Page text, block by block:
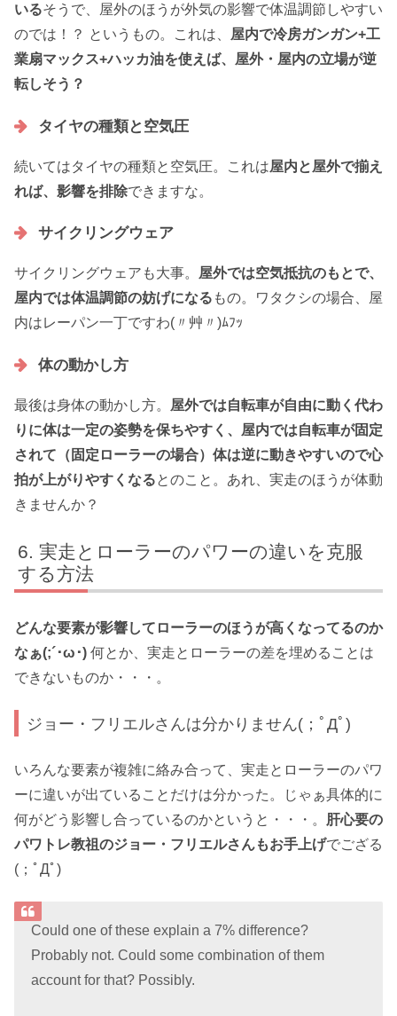
いるそうで、屋外のほうが外気の影響で体温調節しやすい
のでは！？ というもの。これは、 屋内で冷房ガンガン+工
業扇マックス+ハッカ油を使えば、屋外・屋内の立場が逆
転しそう？
タイヤの種類と空気圧
続いてはタイヤの種類と空気圧。これは屋内と屋外で揃え
れば、影響を排除できますな。
サイクリングウェア
サイクリングウェアも大事。 屋外では空気抵抗のもとで、
屋内では体温調節の妨げになる もの。ワタクシの場合、屋
内はレーパン一丁ですわ(〃艸〃)ﾑﾌｯ
体の動かし方
最後は身体の動かし方。 屋外では自転車が自由に動く代わ
りに体は一定の姿勢を保ちやすく、屋内では自転車が固定
されて（固定ローラーの場合）体は逆に動きやすいので心
拍が上がりやすくなるとのこと。あれ、実走のほうが体動
きませんか？
実走とローラーのパワーの違いを克服
する方法
どんな要素が影響してローラーのほうが高くなってるのか
なぁ(;´･ω･) 何とか、実走とローラーの差を埋めることは
できないものか・・・。
ジョー・フリエルさんは分かりません(；ﾟДﾟ)
いろんな要素が複雑に絡み合って、実走とローラーのパワ
ーに違いが出ていることだけは分かった。じゃぁ具体的に
何がどう影響し合っているのかというと・・・。 肝心要の
パワトレ教祖のジョー・フリエルさんもお手上げでござる
(；ﾟДﾟ)
Could one of these explain a 7% difference?
Probably not. Could some combination of them
account for that? Possibly.